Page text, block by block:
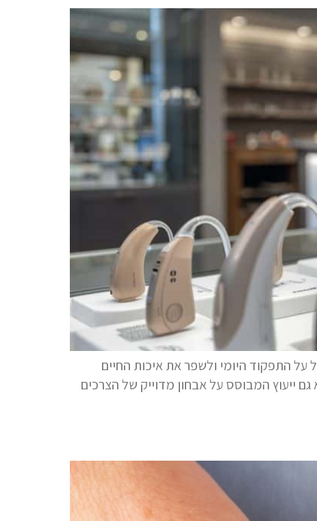
התפקוד היומי ולשפר את איכות החיים
ייעוץ המבוסס על אבחון מדוייק של הצרכים